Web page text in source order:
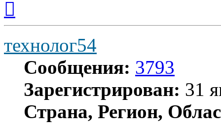
началу
технолог54
Сообщения: 3793
Зарегистрирован: 31
Страна, Регион,